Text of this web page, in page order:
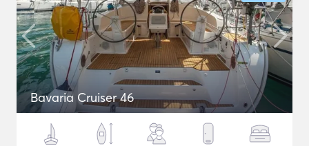
Bavaria Cruiser 46